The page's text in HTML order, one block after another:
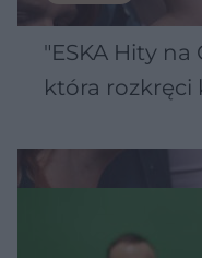
"ESKA Hity na
która rozkręci